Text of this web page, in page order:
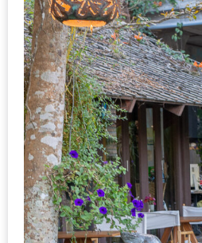
เที่ยว
พร้อม
โปร
โม
ชั่น
สำหรับ
คน
รัก
บ้าน
มากมาย